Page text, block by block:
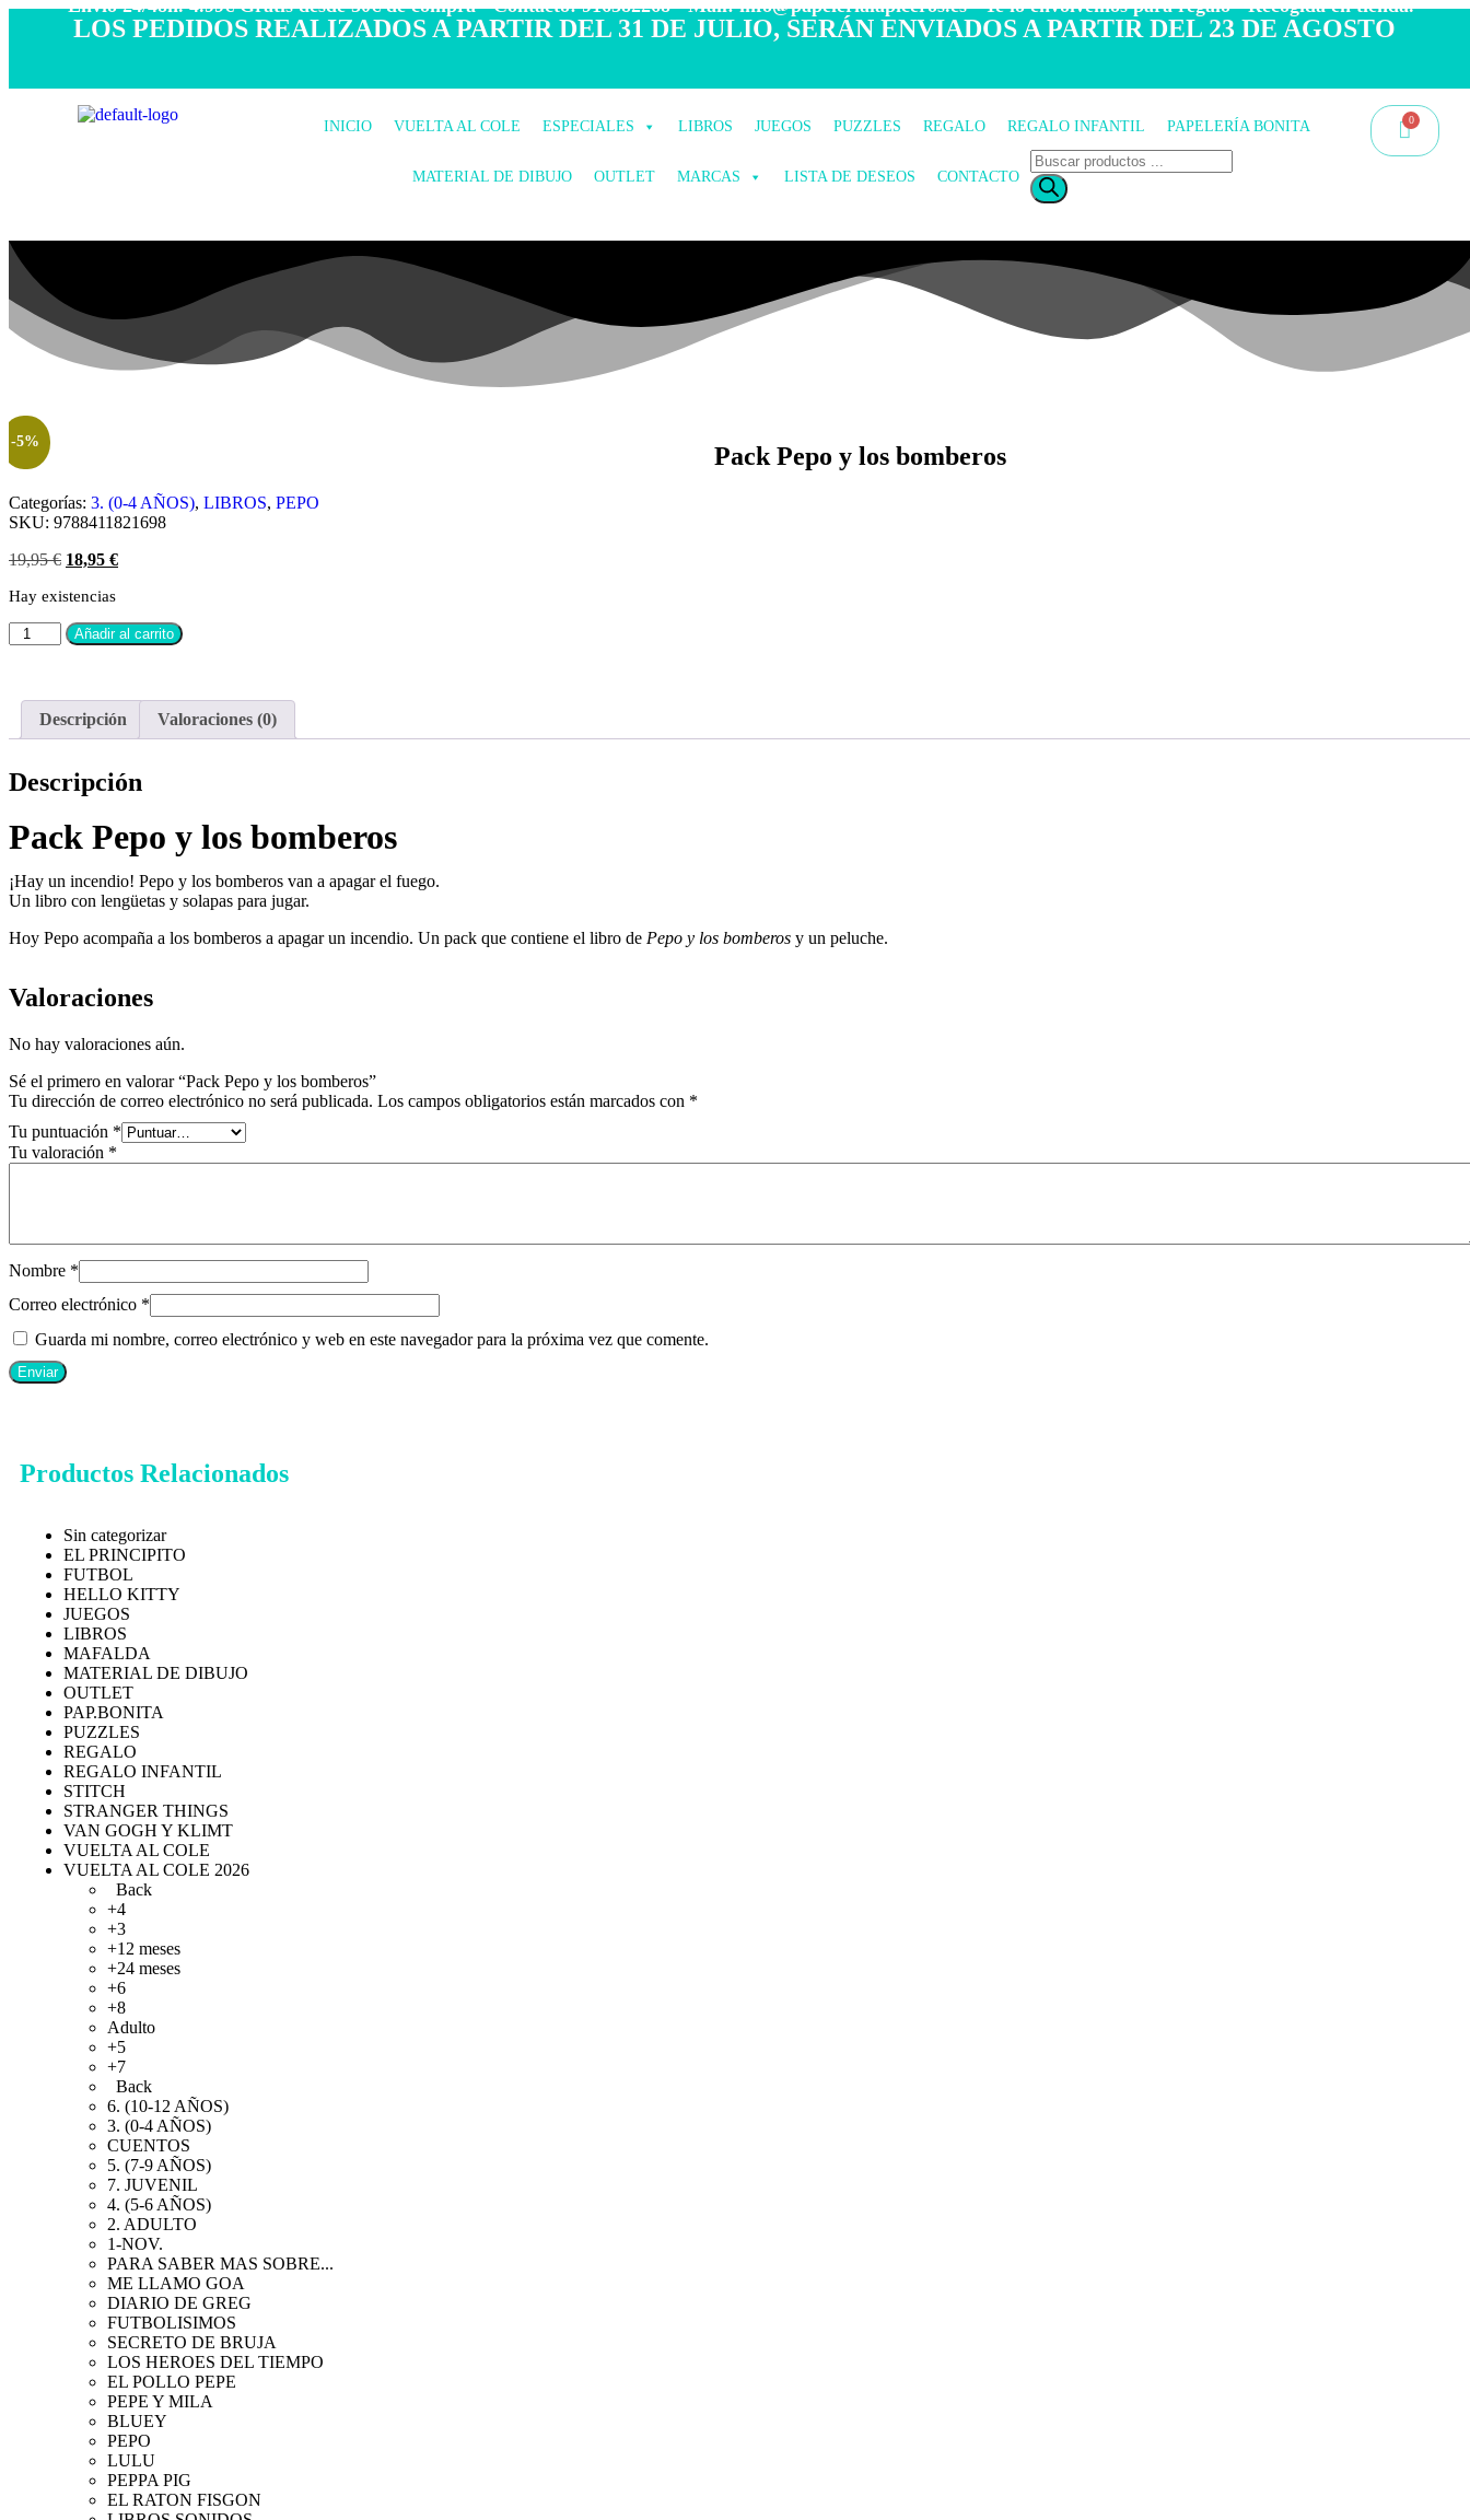
- Envío 24/48h. 4.99€ Gratis desde 50€ de compra - Contacto: 916582268 - Mail: info@papelerialapiceros.es - Te lo envolvemos para regalo - Recogida en tienda.
LOS PEDIDOS REALIZADOS A PARTIR DEL 31 DE JULIO, SERÁN ENVIADOS A PARTIR DEL 23 DE AGOSTO
INICIO VUELTA AL COLE ESPECIALES LIBROS JUEGOS PUZZLES REGALO REGALO INFANTIL PAPELERÍA BONITA
MATERIAL DE DIBUJO OUTLET MARCAS LISTA DE DESEOS CONTACTO
-5%
Pack Pepo y los bomberos
Categorías: 3. (0-4 AÑOS), LIBROS, PEPO
SKU: 9788411821698
19,95€ 18,95 €
Hay existencias
Añadir al carrito
Descripción Valoraciones (0)
Descripción
Pack Pepo y los bomberos
¡Hay un incendio! Pepo y los bomberos van a apagar el fuego.
Un libro con lengüetas y solapas para jugar.
Hoy Pepo acompaña a los bomberos a apagar un incendio. Un pack que contiene el libro de Pepo y los bomberos y un peluche.
Valoraciones
No hay valoraciones aún.
Sé el primero en valorar “Pack Pepo y los bomberos”
Tu dirección de correo electrónico no será publicada. Los campos obligatorios están marcados con *
Tu puntuación *
Tu valoración *
Nombre *
Correo electrónico *
Guarda mi nombre, correo electrónico y web en este navegador para la próxima vez que comente.
Productos Relacionados
Sin categorizar
EL PRINCIPITO
FUTBOL
HELLO KITTY
JUEGOS
LIBROS
MAFALDA
MATERIAL DE DIBUJO
OUTLET
PAP.BONITA
PUZZLES
REGALO
REGALO INFANTIL
STITCH
STRANGER THINGS
VAN GOGH Y KLIMT
VUELTA AL COLE
VUELTA AL COLE 2026
Back
+4
+3
+12 meses
+24 meses
+6
+8
Adulto
+5
+7
Back
6. (10-12 AÑOS)
3. (0-4 AÑOS)
CUENTOS
5. (7-9 AÑOS)
7. JUVENIL
4. (5-6 AÑOS)
2. ADULTO
1-NOV.
PARA SABER MAS SOBRE...
ME LLAMO GOA
DIARIO DE GREG
FUTBOLISIMOS
SECRETO DE BRUJA
LOS HEROES DEL TIEMPO
EL POLLO PEPE
PEPE Y MILA
BLUEY
PEPO
LULU
PEPPA PIG
EL RATON FISGON